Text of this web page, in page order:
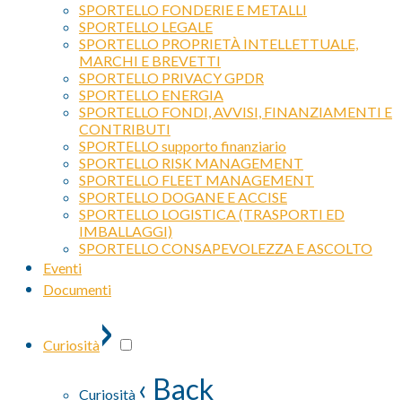
SPORTELLO FONDERIE E METALLI
SPORTELLO LEGALE
SPORTELLO PROPRIETÀ INTELLETTUALE,
MARCHI E BREVETTI
SPORTELLO PRIVACY GPDR
SPORTELLO ENERGIA
SPORTELLO FONDI, AVVISI, FINANZIAMENTI E
CONTRIBUTI
SPORTELLO supporto finanziario
SPORTELLO RISK MANAGEMENT
SPORTELLO FLEET MANAGEMENT
SPORTELLO DOGANE E ACCISE
SPORTELLO LOGISTICA (TRASPORTI ED
IMBALLAGGI)
SPORTELLO CONSAPEVOLEZZA E ASCOLTO
Eventi
Documenti
Curiosità›
Curiosità ‹ Back